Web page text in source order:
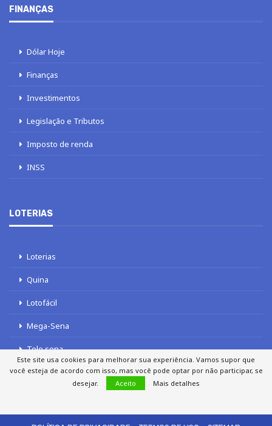
FINANÇAS
Dólar Hoje
Finanças
Investimentos
Legislação e Tributos
Imposto de renda
INSS
LOTERIAS
Loterias
Quina
Lotofácil
Mega-Sena
Tele sena
Este site usa cookies para melhorar sua experiência. Vamos supor que
você esteja de acordo com isso, mas você pode optar por não participar, se
desejar.
Aceito Mais detalhes